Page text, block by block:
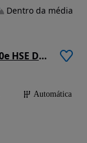
Land Rover Range Rover Sport P400e HSE Dynamic Stealth
Automática
Dentro da média